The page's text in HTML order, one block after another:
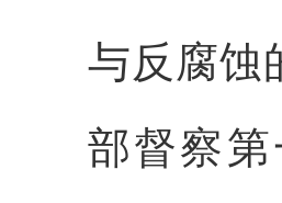
与反腐蚀
部督察